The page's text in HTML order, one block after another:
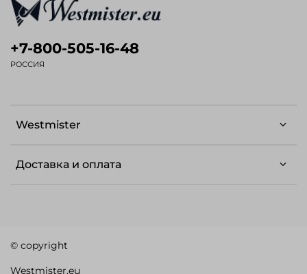
Westmister
Доставка и оплата
+7-800-505-16-48
РОССИЯ
© copyright
Westmister.eu